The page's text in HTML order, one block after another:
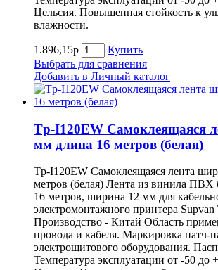
Цельсия. Повышенная стойкость к
влажности.
1.896,15р
Купить
Выбрать для сравнения
Добавить в Личный каталог
Tp-I120EW Самоклеящаяся
мм длина 16 метров (белая)
Tp-I120EW Самоклеящаяся лента
метров (белая) Лента из винила ПВХ
16 метров, ширина 12 мм для
электромонтажного принтера Supvan
Производство - Китай Область
провода и кабеля. Маркировка патч-
электрощитового оборудования.
Температура эксплуатации от -50 до